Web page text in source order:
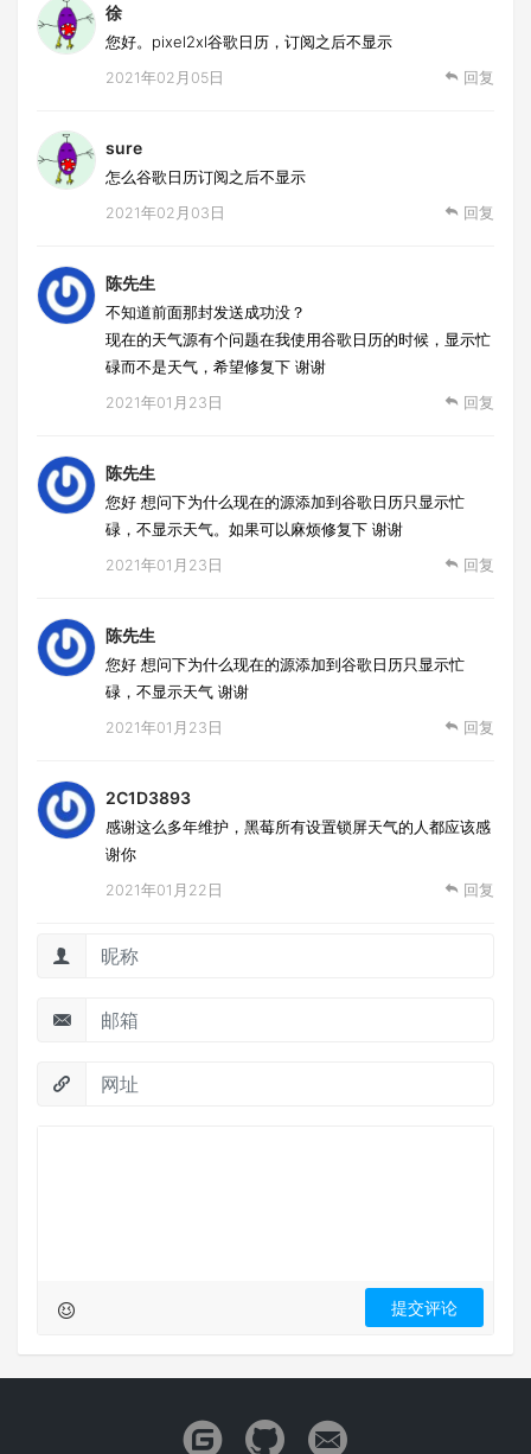
徐
您好。pixel2xl谷歌日历，订阅之后不显示
2021年02月05日 回复
sure
怎么谷歌日历订阅之后不显示
2021年02月03日 回复
陈先生
不知道前面那封发送成功没？
现在的天气源有个问题在我使用谷歌日历的时候，显示忙
碌而不是天气，希望修复下 谢谢
2021年01月23日 回复
陈先生
您好 想问下为什么现在的源添加到谷歌日历只显示忙
碌，不显示天气。如果可以麻烦修复下 谢谢
2021年01月23日 回复
陈先生
您好 想问下为什么现在的源添加到谷歌日历只显示忙
碌，不显示天气 谢谢
2021年01月23日 回复
2C1D3893
感谢这么多年维护，黑莓所有设置锁屏天气的人都应该感
谢你
2021年01月22日 回复